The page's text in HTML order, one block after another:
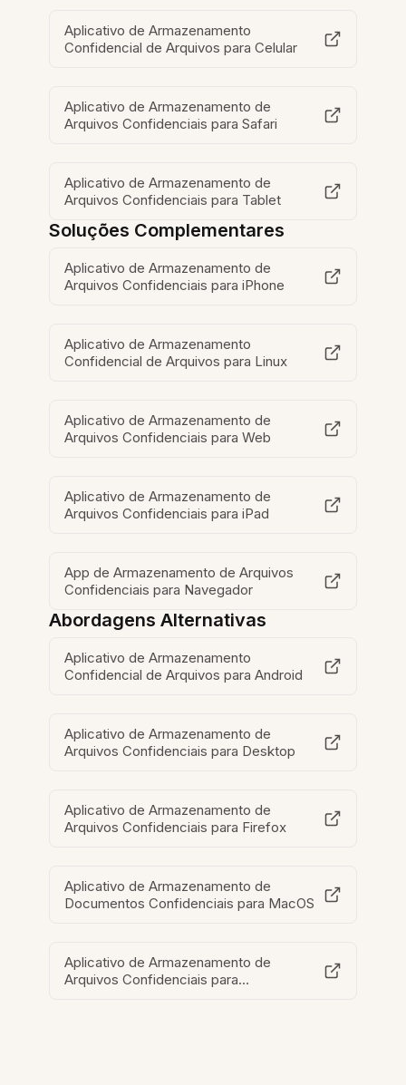
Aplicativo de Armazenamento
Confidencial de Arquivos para Celular
Aplicativo de Armazenamento de
Arquivos Confidenciais para Safari
Aplicativo de Armazenamento de
Arquivos Confidenciais para Tablet
Soluções Complementares
Aplicativo de Armazenamento de
Arquivos Confidenciais para iPhone
Aplicativo de Armazenamento
Confidencial de Arquivos para Linux
Aplicativo de Armazenamento de
Arquivos Confidenciais para Web
Aplicativo de Armazenamento de
Arquivos Confidenciais para iPad
App de Armazenamento de Arquivos
Confidenciais para Navegador
Abordagens Alternativas
Aplicativo de Armazenamento
Confidencial de Arquivos para Android
Aplicativo de Armazenamento de
Arquivos Confidenciais para Desktop
Aplicativo de Armazenamento de
Arquivos Confidenciais para Firefox
Aplicativo de Armazenamento de
Documentos Confidenciais para MacOS
Aplicativo de Armazenamento de
Arquivos Confidenciais para